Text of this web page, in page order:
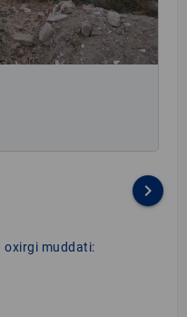
keyboard_arrow_right
oxirgi muddati: